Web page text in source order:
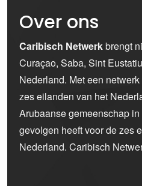
Over ons
Caribisch Netwerkbrengt
Curaçao, Saba, Sint
Nederland. Met een
zes eilanden van het
Arubaanse gemeenschap
gevolgen heeft voor de zes
Nederland. Caribisch